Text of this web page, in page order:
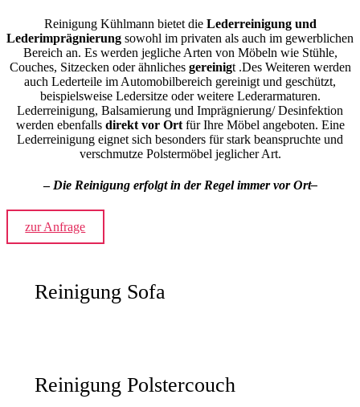
Reinigung Kühlmann bietet die Lederreinigung und
Lederimprägnierung sowohl im privaten als auch im gewerblichen
Bereich an. Es werden jegliche Arten von Möbeln wie Stühle,
Couches, Sitzecken oder ähnliches gereinigt .Des Weiteren werden
auch Lederteile im Automobilbereich gereinigt und geschützt,
beispielsweise Ledersitze oder weitere Lederarmaturen.
Lederreinigung, Balsamierung und Imprägnierung/ Desinfektion
werden ebenfalls direkt vor Ortfür Ihre Möbel angeboten. Eine
Lederreinigung eignet sich besonders für stark beanspruchte und
verschmutze Polstermöbel jeglicher Art.
–Die Reinigung erfolgt in der Regel immer vor Ort–
zur Anfrage
Reinigung Sofa
Reinigung Polstercouch